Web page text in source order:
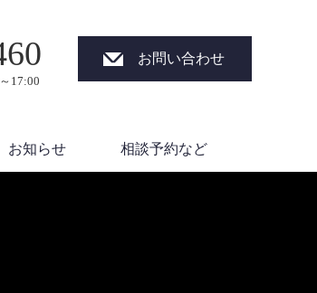
17:00
お問い合わせ
お知らせ 相談予約など